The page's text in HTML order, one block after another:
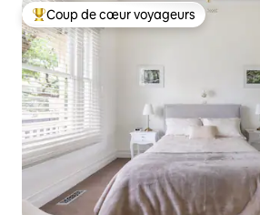
Coups de cœur voyageurs les plus
Coup de cœur voyageurs